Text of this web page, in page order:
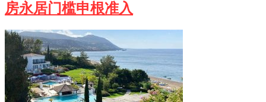
房永居门槛申根准入